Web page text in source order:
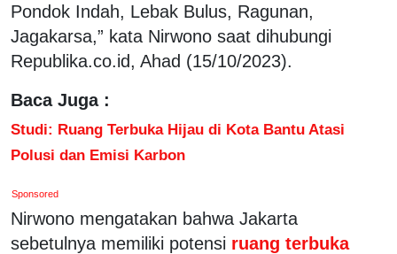
Pondok Indah, Lebak Bulus, Ragunan,
Jagakarsa,” kata Nirwono saat dihubungi
Republika.co.id, Ahad (15/10/2023).
Baca Juga :
Studi: Ruang Terbuka Hijau di Kota Bantu Atasi
Polusi dan Emisi Karbon
Sponsored
Nirwono mengatakan bahwa Jakarta
sebetulnya memiliki potensi ruang terbuka